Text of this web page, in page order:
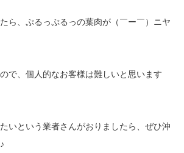
ら、ぷるっぷるっの葉肉が（￣ー￣）ニヤ
で、個人的なお客様は難しいと思います
いという業者さんがおりましたら、ぜひ沖